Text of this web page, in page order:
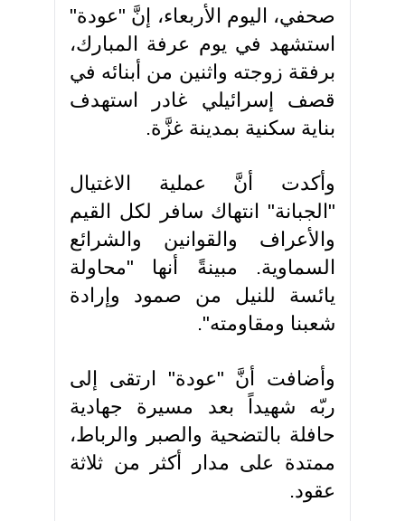
صحفي، اليوم الأربعاء، إنَّ "عودة"
استشهد في يوم عرفة المبارك،
برفقة زوجته واثنين من أبنائه في
قصف إسرائيلي غادر استهدف
بناية سكنية بمدينة غزَّة.
وأكدت أنَّ عملية الاغتيال
"الجبانة" انتهاك سافر لكل القيم
والأعراف والقوانين والشرائع
السماوية. مبينةً أنها "محاولة
يائسة للنيل من صمود وإرادة
شعبنا ومقاومته".
وأضافت أنَّ "عودة" ارتقى إلى
ربّه شهيداً بعد مسيرة جهادية
حافلة بالتضحية والصبر والرباط،
ممتدة على مدار أكثر من ثلاثة
عقود.